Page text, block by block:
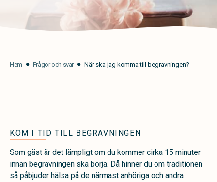
Hem Frågor och svar När ska jag komma till begravningen?
KOM I TID TILL BEGRAVNINGEN
Som gäst är det lämpligt om du kommer cirka 15 minuter
innan begravningen ska börja. Då hinner du om traditionen
så påbjuder hälsa på de närmast anhöriga och andra